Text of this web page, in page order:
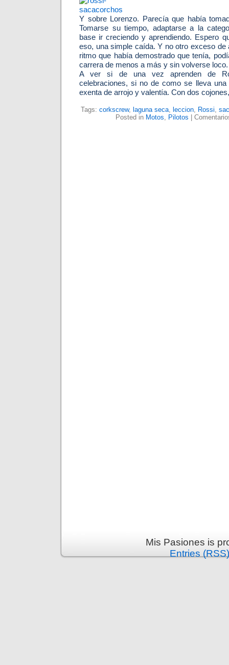
Y sobre Lorenzo. Parecía que había
Tomarse su tiempo, adaptarse a la
base ir creciendo y aprendiendo. Espero
eso, una simple caída. Y no otro exceso de
ritmo que había demostrado que tenía,
carrera de menos a más y sin volverse loco.
A ver si de una vez aprenden de
celebraciones, si no de como se lleva
exenta de arrojo y valentía. Con dos
Tags: corkscrew, laguna seca, leccion, Rossi,
Posted in Motos, Pilotos
Mis Pasiones is
Entries (RSS)